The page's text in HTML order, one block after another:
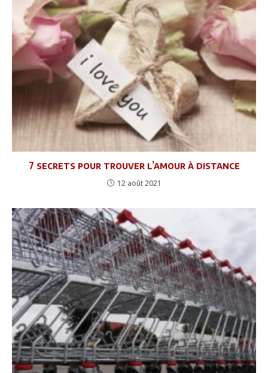
7 secrets pour trouver l’amour à distance
12 août 2021